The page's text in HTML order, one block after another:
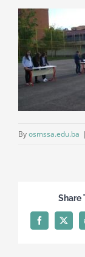
Byosmssa.edu.ba |
Share
Facebook
X